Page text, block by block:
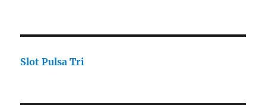
Slot Pulsa Tri